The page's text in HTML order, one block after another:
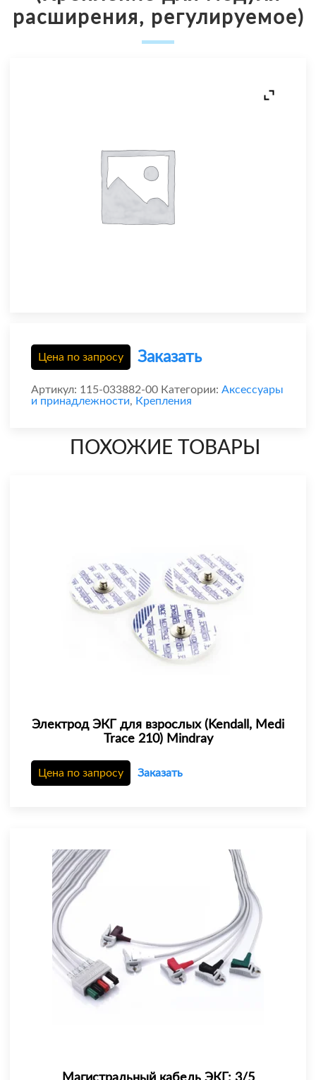
расширения, регулируемое)
Цена по запросу Заказать
Артикул: 115-033882-00 Категории: Аксессуары
и принадлежности, Крепления
ПОХОЖИЕ ТОВАРЫ
Электрод ЭКГ для взрослых (Kendall, Medi
Trace 210) Mindray
Цена по запросу Заказать